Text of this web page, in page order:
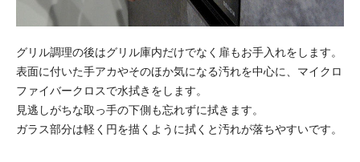
グリル調理の後はグリル庫内だけでなく扉もお手入れをします。
表面に付いた手アカやそのほか気になる汚れを中心に、マイクロ
ファイバークロスで水拭きをします。
見逃しがちな取っ手の下側も忘れずに拭きます。
ガラス部分は軽く円を描くように拭くと汚れが落ちやすいです。